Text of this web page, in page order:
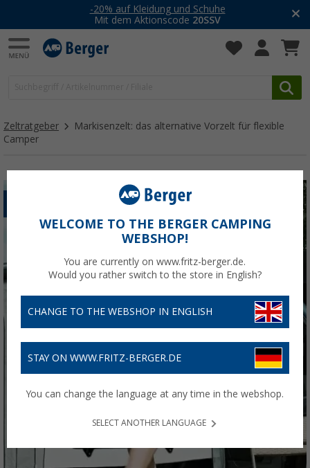
-20% auf Kleidung und Schuhe
Mit dem Aktionscode 20SSV
Zeltratgeber
Markisenzelt: das alternative Vorzelt für flexible
Camper
WELCOME TO THE BERGER CAMPING
WEBSHOP!
You are currently on www.fritz-berger.de.
Would you rather switch to the store in English?
CHANGE TO THE WEBSHOP IN ENGLISH
STAY ON WWW.FRITZ-BERGER.DE
You can change the language at any time in the webshop.
SELECT ANOTHER LANGUAGE